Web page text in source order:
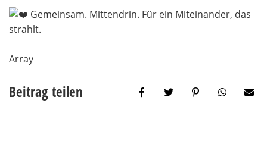
Gemeinsam. Mittendrin. Für ein Miteinander, das
strahlt.
Array
Beitrag teilen